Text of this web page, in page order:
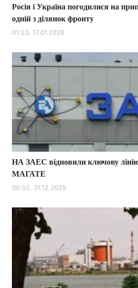
Росія і Україна погодилися на
одній з ділянок фронту
01:23, 17.01.2026
НА ЗАЕС відновили ключову
МАГАТЕ
00:52, 31.12.2025